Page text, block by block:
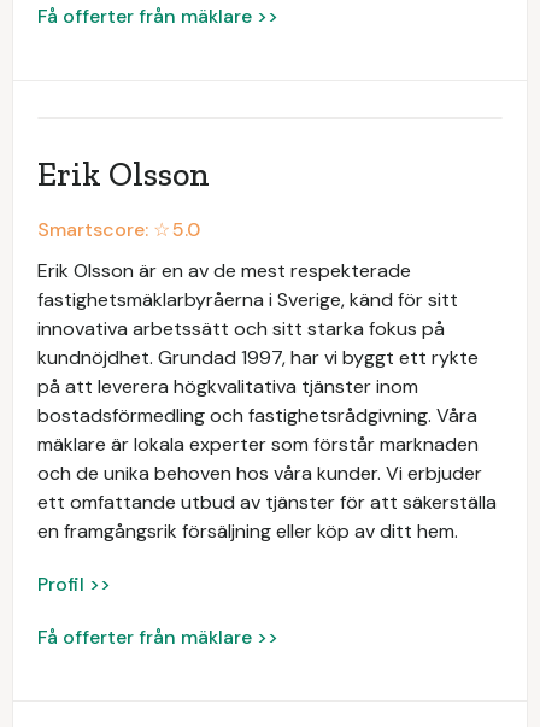
Få offerter från mäklare >>
Erik Olsson
Smartscore: ☆5.0
Erik Olsson är en av de mest respekterade
fastighetsmäklarbyråerna i Sverige, känd för sitt
innovativa arbetssätt och sitt starka fokus på
kundnöjdhet. Grundad 1997, har vi byggt ett rykte
på att leverera högkvalitativa tjänster inom
bostadsförmedling och fastighetsrådgivning. Våra
mäklare är lokala experter som förstår marknaden
och de unika behoven hos våra kunder. Vi erbjuder
ett omfattande utbud av tjänster för att säkerställa
en framgångsrik försäljning eller köp av ditt hem.
Profil >>
Få offerter från mäklare >>